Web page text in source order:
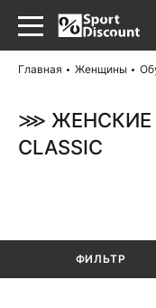
Главная Женщины
⋙ ЖЕНСКИЕ
CLASSIC
ФИЛЬТР